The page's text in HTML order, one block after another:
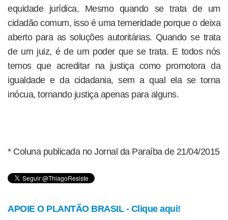
equidade jurídica. Mesmo quando se trata de um
cidadão comum, isso é uma temeridade porque o deixa
aberto para as soluções autoritárias. Quando se trata
de um juiz, é de um poder que se trata. E todos nós
temos que acreditar na justiça como promotora da
igualdade e da cidadania, sem a qual ela se torna
inócua, tornando justiça apenas para alguns.
* Coluna publicada no Jornal da Paraíba de 21/04/2015
APOIE O PLANTÃO BRASIL - Clique aqui!